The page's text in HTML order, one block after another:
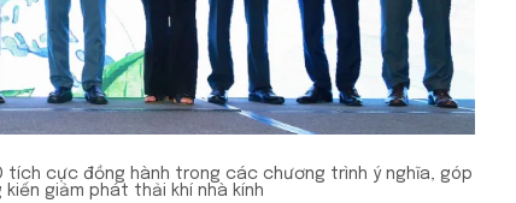
tích cực đồng hành trong các chương trình ý nghĩa, góp
giảm phát thải khí nhà kính